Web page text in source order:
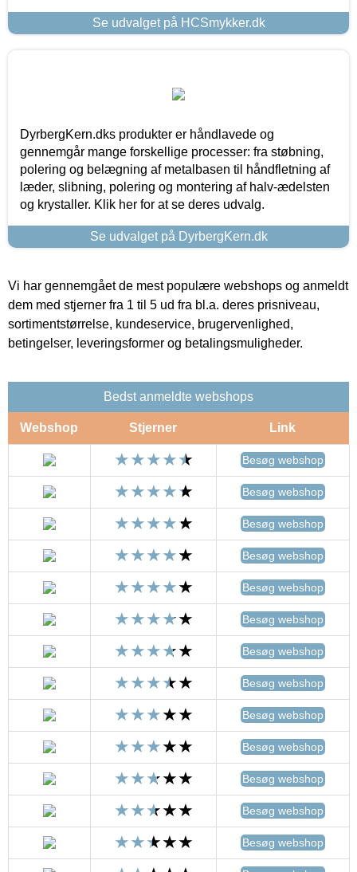
Se udvalget på HCSmykker.dk
DyrbergKern.dks produkter er håndlavede og
gennemgår mange forskellige processer: fra støbning,
polering og belægning af metalbasen til håndfletning af
læder, slibning, polering og montering af halv-ædelsten
og krystaller. Klik her for at se deres udvalg.
Se udvalget på DyrbergKern.dk
Vi har gennemgået de mest populære webshops og anmeldt
dem med stjerner fra 1 til 5 ud fra bl.a. deres prisniveau,
sortimentstørrelse, kundeservice, brugervenlighed,
betingelser, leveringsformer og betalingsmuligheder.
Bedst anmeldte webshops
Webshop Stjerner Link
Besøg webshop
Besøg webshop
Besøg webshop
Besøg webshop
Besøg webshop
Besøg webshop
Besøg webshop
Besøg webshop
Besøg webshop
Besøg webshop
Besøg webshop
Besøg webshop
Besøg webshop